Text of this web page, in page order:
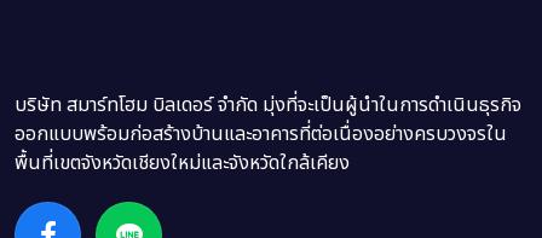
บริษัท สมาร์ทโฮม บิลเดอร์ จำกัด มุ่งที่จะเป็นผู้นำในการดำเนินธุรกิจ
ออกแบบพร้อมก่อสร้างบ้านและอาคารที่ต่อเนื่องอย่างครบวงจรใน
พื้นที่เขตจังหวัดเชียงใหม่และจังหวัดใกล้เคียง